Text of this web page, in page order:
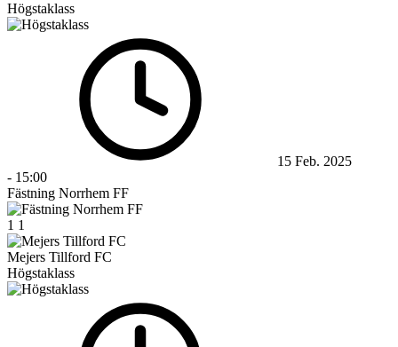
Högstaklass
15 Feb. 2025
- 15:00
Fästning Norrhem FF
1 1
Mejers Tillford FC
Högstaklass